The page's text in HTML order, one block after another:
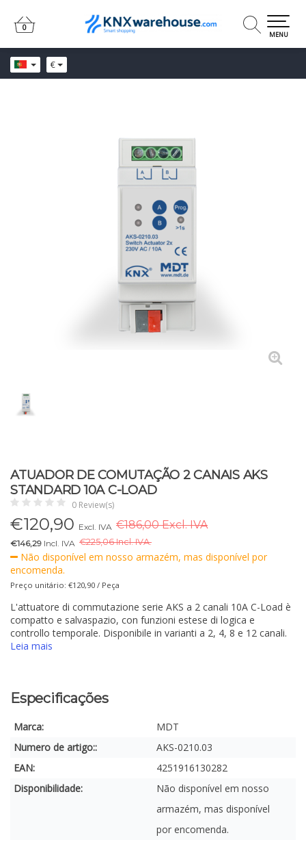
€
0
0
MENU
ATUADOR DE COMUTAÇÃO 2 CANAIS AKS
STANDARD 10A C-LOAD
0 Review(s)
€120,90 Excl. IVA €186,00 Excl. IVA
€146,29 Incl. IVA €225,06 Incl. IVA.
Não disponível em nosso armazém, mas disponível por
encomenda.
Preço unitário: €120,90 / Peça
L'attuatore di commutazione serie AKS a 2 canali 10A C-Load è
compatto e salvaspazio, con funzioni estese di logica e
controllo temporale. Disponibile in varianti a 2, 4, 8 e 12 canali.
Leia mais
Especificações
Marca:
MDT
Numero de artigo::
AKS-0210.03
EAN:
4251916130282
Disponibilidade:
Não disponível em nosso
armazém, mas disponível
por encomenda.